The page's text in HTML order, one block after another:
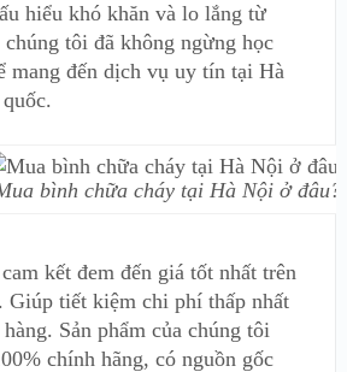
hiểu khó khăn và lo lắng từ
tôi đã không ngừng học
mang đến dịch vụ uy tín tại Hà
bình chữa cháy tại Hà Nội ở đâu?
kết đem đến giá tốt nhất trên
Giúp tiết kiệm chi phí thấp nhất
Sản phẩm của chúng tôi
chính hãng, có nguồn gốc